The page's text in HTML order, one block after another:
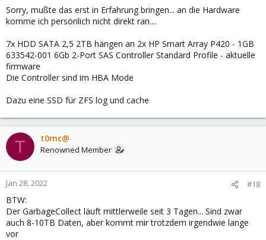
Sorry, mußte das erst in Erfahrung bringen... an die Hardware
komme ich persönlich nicht direkt ran....
7x HDD SATA 2,5 2TB hängen an 2x HP Smart Array P420 - 1GB
633542-001 6Gb 2-Port SAS Controller Standard Profile - aktuelle
firmware
Die Controller sind im HBA Mode
Dazu eine SSD für ZFS log und cache
T t0mc@
Renowned Member
Jan 28, 2022 #18
BTW:
Der GarbageCollect läuft mittlerweile seit 3 Tagen... Sind zwar
auch 8-10TB Daten, aber kommt mir trotzdem irgendwie lange
vor